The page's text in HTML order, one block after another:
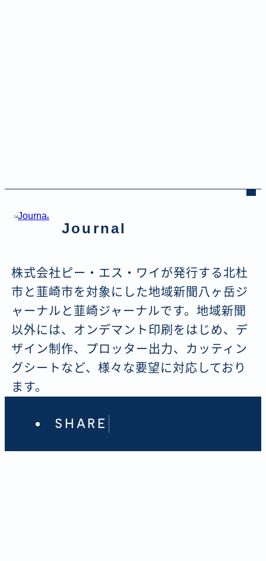
Journal
株式会社ピー・エス・ワイが発行する北杜
市と韮崎市を対象にした地域新聞八ヶ岳ジ
ャーナルと韮崎ジャーナルです。地域新聞
以外には、オンデマント印刷をはじめ、デ
ザイン制作、プロッター出力、カッティン
グシートなど、様々な要望に対応しており
ます。
SHARE